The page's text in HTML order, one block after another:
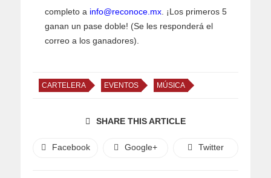
completo a info@reconoce.mx . ¡Los primeros 5
ganan un pase doble! (Se les responderá el
correo a los ganadores).
CARTELERA EVENTOS MÚSICA
SHARE THIS ARTICLE
Facebook Google+ Twitter